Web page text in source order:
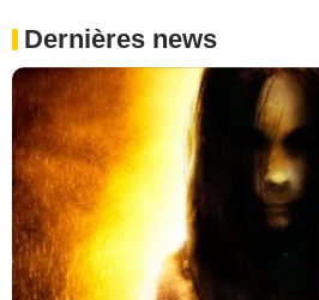
Dernières news